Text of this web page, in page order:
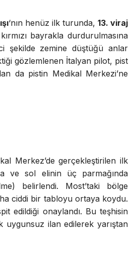
‘nın henüz ilk turunda, 13. viraj
bayrakla durdurulmasına
şekilde zemine düştüğü anlar
gözlemlenen İtalyan pilot, pist
da pistin Medikal Merkezi’ne
Merkez’de gerçekleştirilen ilk
ve sol elinin üç parmağında
belirlendi. Most’taki bölge
ciddi bir tabloyu ortaya koydu.
edildiği onaylandı. Bu teşhisin
uygunsuz ilan edilerek yarıştan